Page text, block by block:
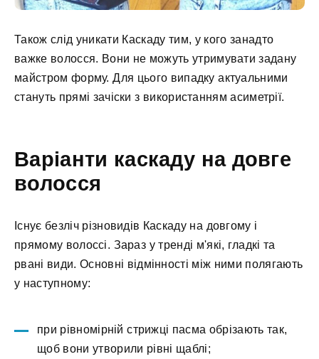
Також слід уникати Каскаду тим, у кого занадто
важке волосся. Вони не можуть утримувати задану
майстром форму. Для цього випадку актуальними
стануть прямі зачіски з використанням асиметрії.
Варіанти каскаду на довге
волосся
Існує безліч різновидів Каскаду на довгому і
прямому волоссі. Зараз у тренді м'які, гладкі та
рвані види. Основні відмінності між ними полягають
у наступному:
при рівномірній стрижці пасма обрізають так,
щоб вони утворили рівні щаблі;